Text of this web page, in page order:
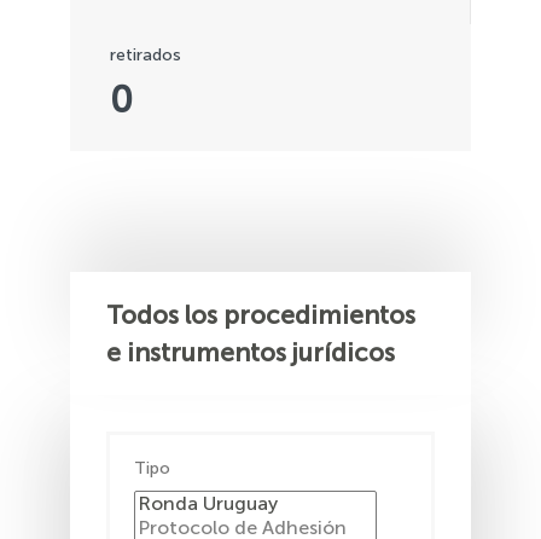
0
retirados
Todos los procedimientos
e instrumentos jurídicos
Tipo